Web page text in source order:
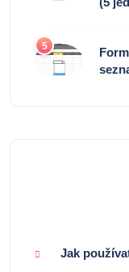
5
Jak